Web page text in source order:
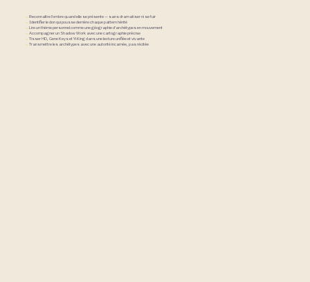
→ Reconnaître l'ombre quand elle se présente — sans dramatiser ni se fuir
→ Identifier le don qui pousse derrière chaque pattern hérité
→ Lire un thème personnel comme une géographie d'archétypes en mouvement
→ Accompagner un Shadow Work avec une cartographie précise
→ Tisser HD, Gene Keys et Yi King dans une lecture unifiée et vivante
→ Transmettre les archétypes avec une autorité incarnée, pas récitée